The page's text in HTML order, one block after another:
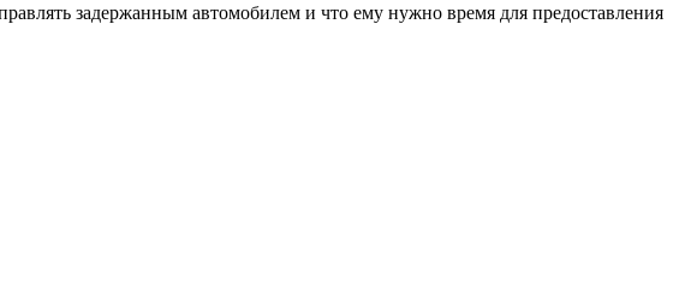
задержанным автомобилем и что ему нужно время для предоставления